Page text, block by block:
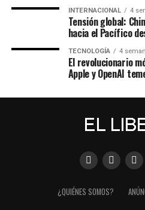
INTERNACIONAL 4
Tensión global:
hacia el Pacífico
TECNOLOGÍA 4
El revolucionario
Apple y OpenAI
¿QUIÉNES SOMOS?